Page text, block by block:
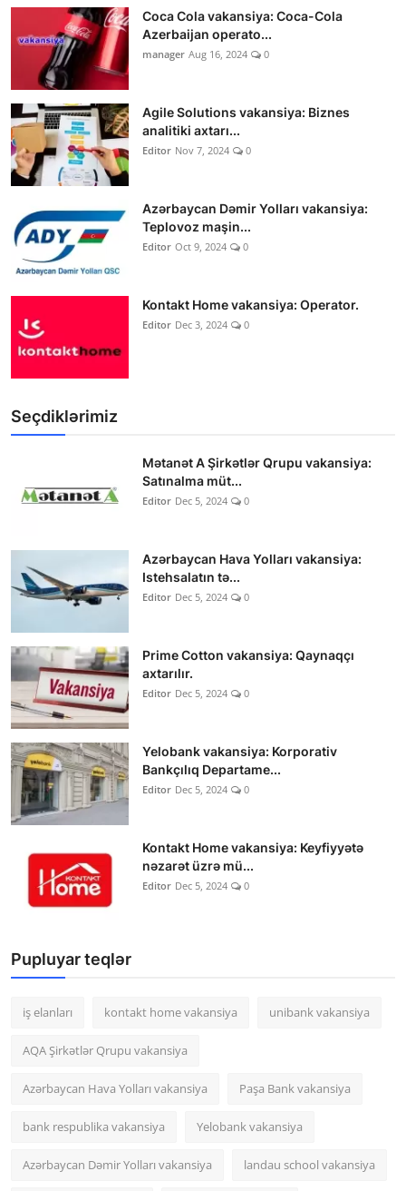
Coca Cola vakansiya: Coca-Cola
Azerbaijan operato...
manager Aug 16, 2024 0
Agile Solutions vakansiya: Biznes
analitiki axtarı...
Editor Nov 7, 2024 0
Azərbaycan Dəmir Yolları vakansiya:
Teplovoz maşin...
Editor Oct 9, 2024 0
Kontakt Home vakansiya: Operator.
Editor Dec 3, 2024 0
Seçdiklərimiz
Mətanət A Şirkətlər Qrupu vakansiya:
Satınalma müt...
Editor Dec 5, 2024 0
Azərbaycan Hava Yolları vakansiya:
Istehsalatın tə...
Editor Dec 5, 2024 0
Prime Cotton vakansiya: Qaynaqçı
axtarılır.
Editor Dec 5, 2024 0
Yelobank vakansiya: Korporativ
Bankçılıq Departame...
Editor Dec 5, 2024 0
Kontakt Home vakansiya: Keyfiyyətə
nəzarət üzrə mü...
Editor Dec 5, 2024 0
Pupluyar teqlər
iş elanları kontakt home vakansiya unibank vakansiya
AQA Şirkətlər Qrupu vakansiya
Azərbaycan Hava Yolları vakansiya Paşa Bank vakansiya
bank respublika vakansiya Yelobank vakansiya
Azərbaycan Dəmir Yolları vakansiya landau school vakansiya